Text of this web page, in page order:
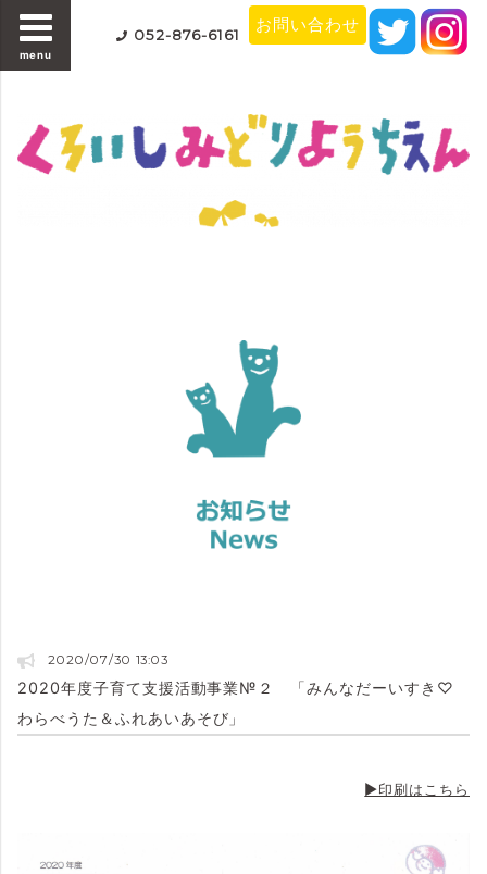
menu
052-876-6161 お問い合わせ
2020/07/30 13:03
2020年度子育て支援活動事業№２ 「みんなだーいすき♡
わらべうた＆ふれあいあそび」
▶印刷はこちら